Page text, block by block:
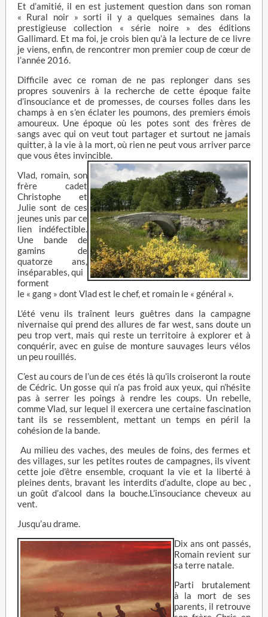
Et d’amitié, il en est justement question dans son roman
« Rural noir » sorti il y a quelques semaines dans la
prestigieuse collection « série noire » des éditions
Gallimard. Et ma foi, je crois bien qu’à la lecture de ce livre
je viens, enfin, de rencontrer mon premier coup de cœur de
l’année 2016.
Difficile avec ce roman de ne pas replonger dans ses
propres souvenirs à la recherche de cette époque faite
d’insouciance et de promesses, de courses folles dans les
champs à en s’en éclater les poumons, des premiers émois
amoureux. Une époque où les potes sont des frères de
sangs avec qui on veut tout partager et surtout ne jamais
quitter, à la vie à la mort, où rien ne peut vous arriver parce
que vous êtes invincible.
Vlad, romain, son
frère cadet
Christophe et
Julie sont de ces
jeunes unis par ce
lien indéfectible.
Une bande de
gamins de
quatorze ans,
inséparables, qui
forment
le « gang » dont Vlad est le chef, et romain le « général ».
L’été venu ils traînent leurs guêtres dans la campagne
nivernaise qui prend des allures de far west, sans doute un
peu trop vert, mais qui reste un territoire à explorer et à
conquérir, avec en guise de monture sauvages leurs vélos
un peu rouillés.
C’est au cours de l’un de ces étés là qu’ils croiseront la route
de Cédric. Un gosse qui n’a pas froid aux yeux, qui n’hésite
pas à serrer les poings à rendre les coups. Un rebelle,
comme Vlad, sur lequel il exercera une certaine fascination
tant ils se ressemblent, mettant un temps en péril la
cohésion de la bande.
Au milieu des vaches, des meules de foins, des fermes et
des villages, sur les petites routes de campagnes, ils vivent
cette joie d’être ensemble, croquant la vie et la liberté à
pleines dents, bravant les interdits d’adulte, clope au bec ,
un goût d’alcool dans la bouche.L’insouciance cheveux au
vent.
Jusqu’au drame.
Dix ans ont passés,
Romain revient sur
sa terre natale.
Parti brutalement
à la mort de ses
parents, il retrouve